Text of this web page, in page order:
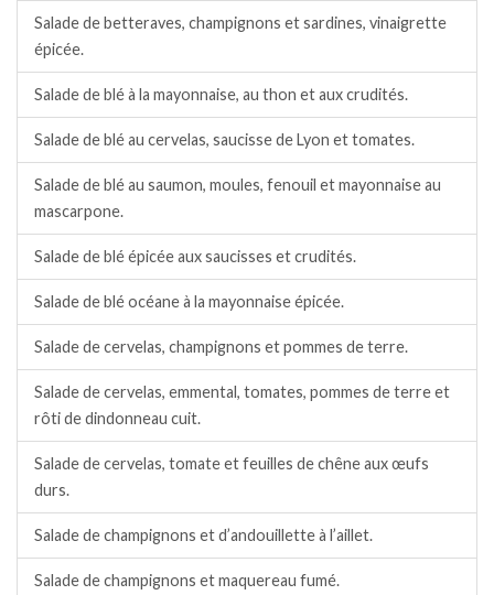
Salade de betteraves, champignons et sardines, vinaigrette
épicée.
Salade de blé à la mayonnaise, au thon et aux crudités.
Salade de blé au cervelas, saucisse de Lyon et tomates.
Salade de blé au saumon, moules, fenouil et mayonnaise au
mascarpone.
Salade de blé épicée aux saucisses et crudités.
Salade de blé océane à la mayonnaise épicée.
Salade de cervelas, champignons et pommes de terre.
Salade de cervelas, emmental, tomates, pommes de terre et
rôti de dindonneau cuit.
Salade de cervelas, tomate et feuilles de chêne aux œufs
durs.
Salade de champignons et d’andouillette à l’aillet.
Salade de champignons et maquereau fumé.